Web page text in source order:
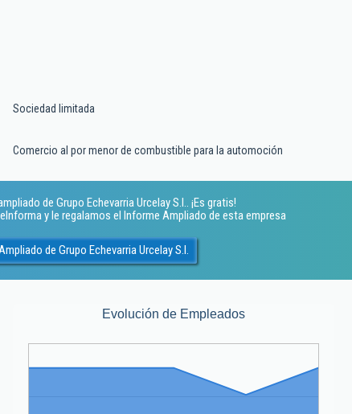
Sociedad limitada
Comercio al por menor de combustible para la automoción
de Grupo Echevarria Urcelay S.l.. ¡Es gratis!
y le regalamos el Informe Ampliado de esta empresa
de Grupo Echevarria Urcelay S.l.
Evolución de Empleados